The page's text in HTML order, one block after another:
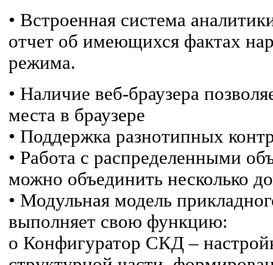
• Встроенная система
отчет об имеющихся фактах
режима.
• Наличие веб-браузера
места в браузере
• Поддержка разнотипных
• Работа с распределенными
можно объединить несколько
• Модульная модель
выполняет свою функцию:
o Конфигуратор СКД –